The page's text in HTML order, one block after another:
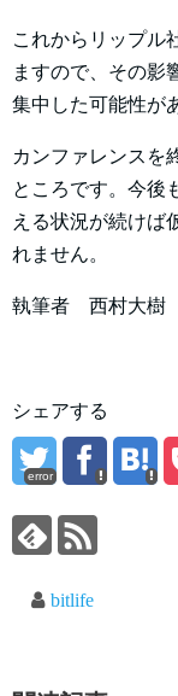
これからリップル
ますので、その影
集中した可能性が
カンファレンスを
ところです。今後
える状況が続けば
れません。
執筆者 西村大樹
シェアする
error
bitlife